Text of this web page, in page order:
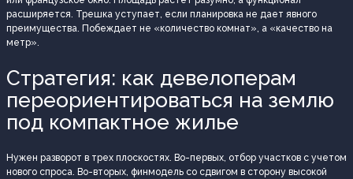
расширяется. Трешка уступает, если планировка не дает явного
преимущества. Побеждает не «количество комнат», а «качество на
метр».
Стратегия: как девелоперам
переориентироваться на землю
под компактное жилье
Нужен разворот в трех плоскостях. Во-первых, отбор участков с учетом
нового спроса. Во-вторых, финмодель со сдвигом в сторону высокой